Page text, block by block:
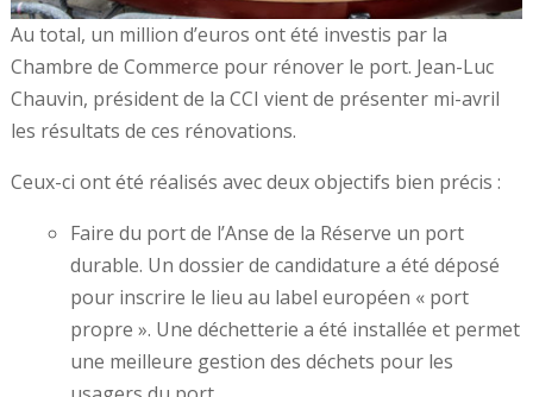
Au total, un million d’euros ont été investis par la
Chambre de Commerce pour rénover le port. Jean-Luc
Chauvin, président de la CCI vient de présenter mi-avril
les résultats de ces rénovations.
Ceux-ci ont été réalisés avec deux objectifs bien précis :
Faire du port de l’Anse de la Réserve un port
durable. Un dossier de candidature a été déposé
pour inscrire le lieu au label européen « port
propre ». Une déchetterie a été installée et permet
une meilleure gestion des déchets pour les